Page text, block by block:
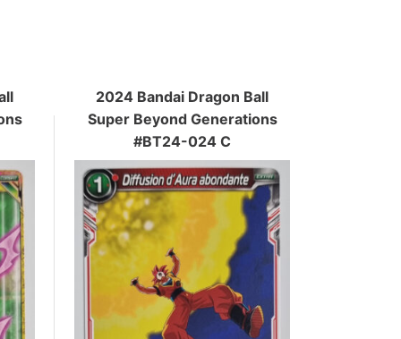
2024 Bandai Dragon Ball
Super Beyond Generations
#BT24-024 C